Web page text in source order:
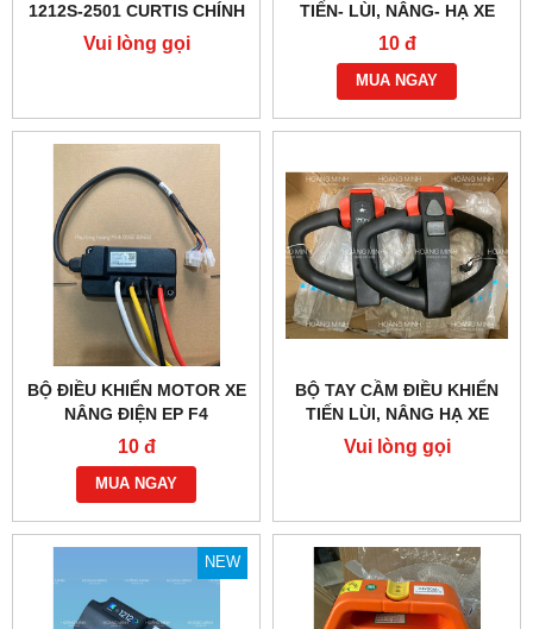
1212S-2501 CURTIS CHÍNH
HÃNG
Vui lòng gọi
TIẾN- LÙI, NÂNG- HẠ XE
NÂNG ĐIỆN EP F4
10 đ
MUA NGAY
BỘ ĐIỀU KHIỂN MOTOR XE
NÂNG ĐIỆN EP F4
EDCE2490-1 24V 90A
10 đ
MUA NGAY
BỘ TAY CẦM ĐIỀU KHIỂN
TIẾN LÙI, NÂNG HẠ XE
NÂNG ĐIỆN PTE15QA
Vui lòng gọi
NEW